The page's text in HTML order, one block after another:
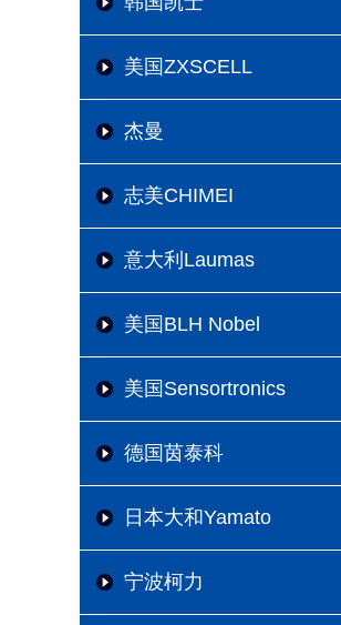
美国ZXSCELL
杰曼
志美CHIMEI
意大利Laumas
美国BLH Nobel
美国Sensortronics
德国茵泰科
日本大和Yamato
宁波柯力